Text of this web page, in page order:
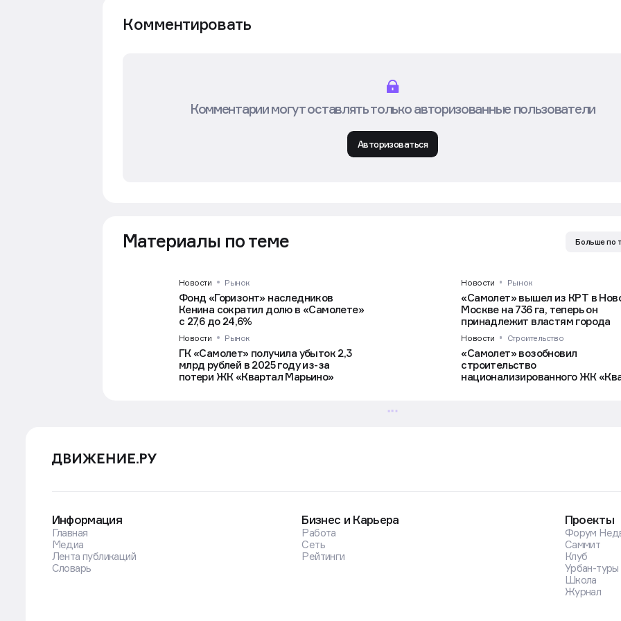
Комментировать
Комментарии могут оставлять только авторизованные пользователи
Авторизоваться
Материалы по теме Больше по
Новости Рынок
Фонд «Горизонт» наследников
Кенина сократил долю в «Самолете»
с 27,6 до 24,6%
Новости Рынок
«Самолет» вышел из КРТ в
Москве на 736 га, теперь он
принадлежит властям города
Новости Рынок
ГК «Самолет» получила убыток 2,3
млрд рублей в 2025 году из-за
потери ЖК «Квартал Марьино»
Новости Строительство
«Самолет» возобновил
строительство
национализированного ЖК